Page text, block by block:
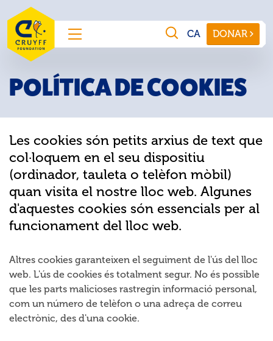
DONAR
POLÍTICA DE COOKIES
Les cookies són petits arxius de text que
col·loquem en el seu dispositiu
(ordinador, tauleta o telèfon mòbil)
quan visita el nostre lloc web. Algunes
d'aquestes cookies són essencials per al
funcionament del lloc web.
Altres cookies garanteixen el seguiment de l'ús del lloc
web. L'ús de cookies és totalment segur. No és possible
que les parts malicioses rastregin informació personal,
com un número de telèfon o una adreça de correu
electrònic, des d'una cookie.